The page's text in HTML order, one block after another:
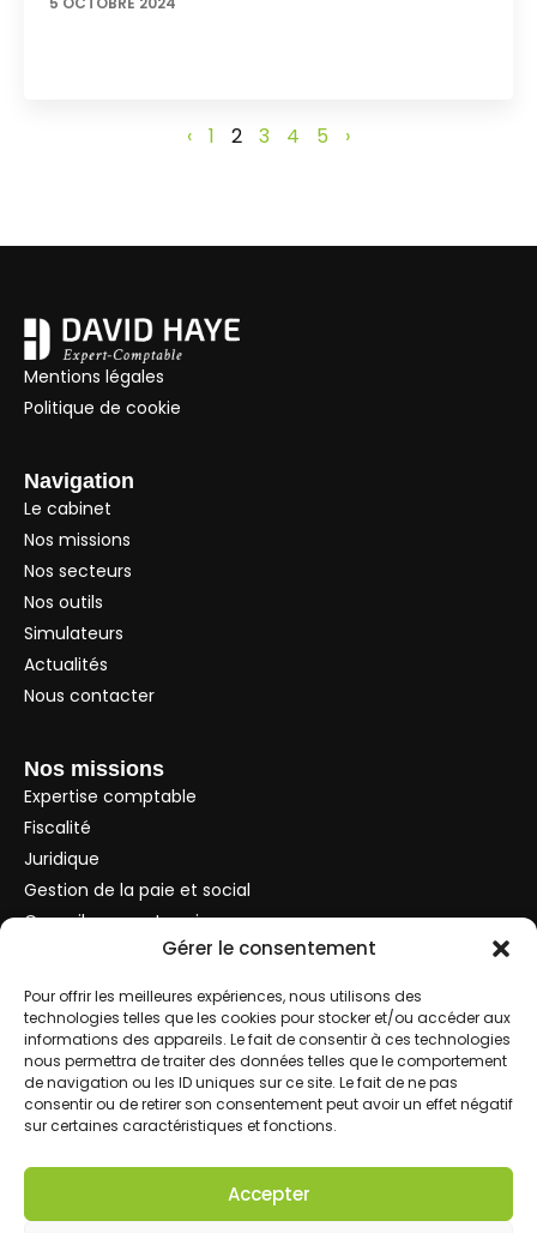
Gérer le consentement
Pour offrir les meilleures expériences, nous utilisons des
technologies telles que les cookies pour stocker et/ou accéder aux
informations des appareils. Le fait de consentir à ces technologies
nous permettra de traiter des données telles que le comportement
de navigation ou les ID uniques sur ce site. Le fait de ne pas
consentir ou de retirer son consentement peut avoir un effet négatif
sur certaines caractéristiques et fonctions.
Accepter
‹ 1 2 3 4 5 ›
Mentions légales
Politique de cookie
Navigation
Le cabinet
Nos missions
Nos secteurs
Nos outils
Simulateurs
Actualités
Nous contacter
Nos missions
Expertise comptable
Fiscalité
Juridique
Gestion de la paie et social
Conseils aux entreprises
Nos secteurs
Service
Commerce
Immobilier
Particulier
01 34 05 54 72
contact@haye-expert-comptable.fr
100 Rue des Chesneaux, 95160 Montmorency